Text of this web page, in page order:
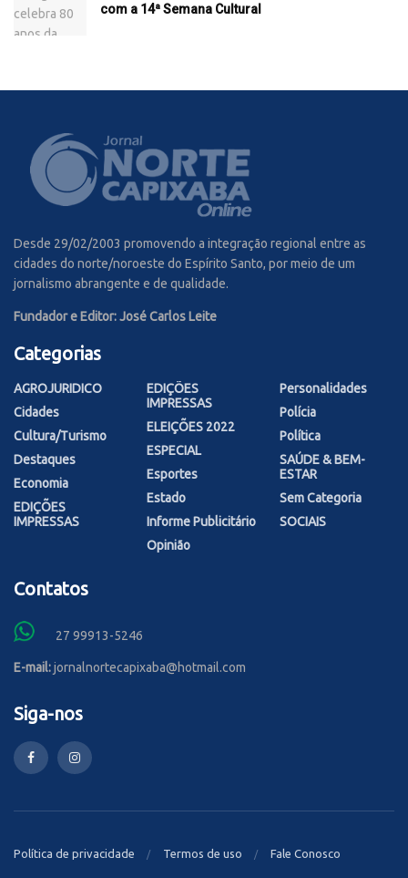
com a 14ª Semana Cultural
Desde 29/02/2003 promovendo a integração regional entre as
cidades do norte/noroeste do Espírito Santo, por meio de um
jornalismo abrangente e de qualidade.
Fundador e Editor: José Carlos Leite
Categorias
AGROJURIDICO
Cidades
Cultura/Turismo
Destaques
Economia
EDIÇÕES
IMPRESSAS
EDIÇÕES
IMPRESSAS
ELEIÇÕES 2022
ESPECIAL
Esportes
Estado
Informe Publicitário
Opinião
Personalidades
Polícia
Política
SAÚDE & BEM-
ESTAR
Sem Categoria
SOCIAIS
Contatos
27 99913-5246
E-mail:jornalnortecapixaba@hotmail.com
Siga-nos
Política de privacidade Termos de uso Fale Conosco